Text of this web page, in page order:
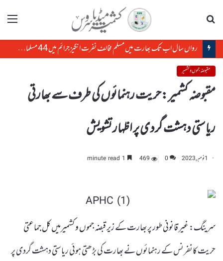
مینو
رواں سال اب تک بھارت میں مسلم مخالف نفرت انگیز جرائم میں 44 مسلمان مارے گئے: رپورٹ
مقبوضہ جموں و کشمیر
مقبوضہ کشمیر :حریت رہنمائوں کی طرف سے بھارتی
ریاستی دہشت گردی پر اظہار تشویش
1 نومبر, 2023 0
469
سرینگ: غیر قانونی طور پر بھارت کے زیر قبضہ جموں و کشمیرمیں کل جماعتی
حریت کانفرنس کے رہنمائوں نے بھارت کی بڑھتی ہوئی ریاستی دہشت گردی پر